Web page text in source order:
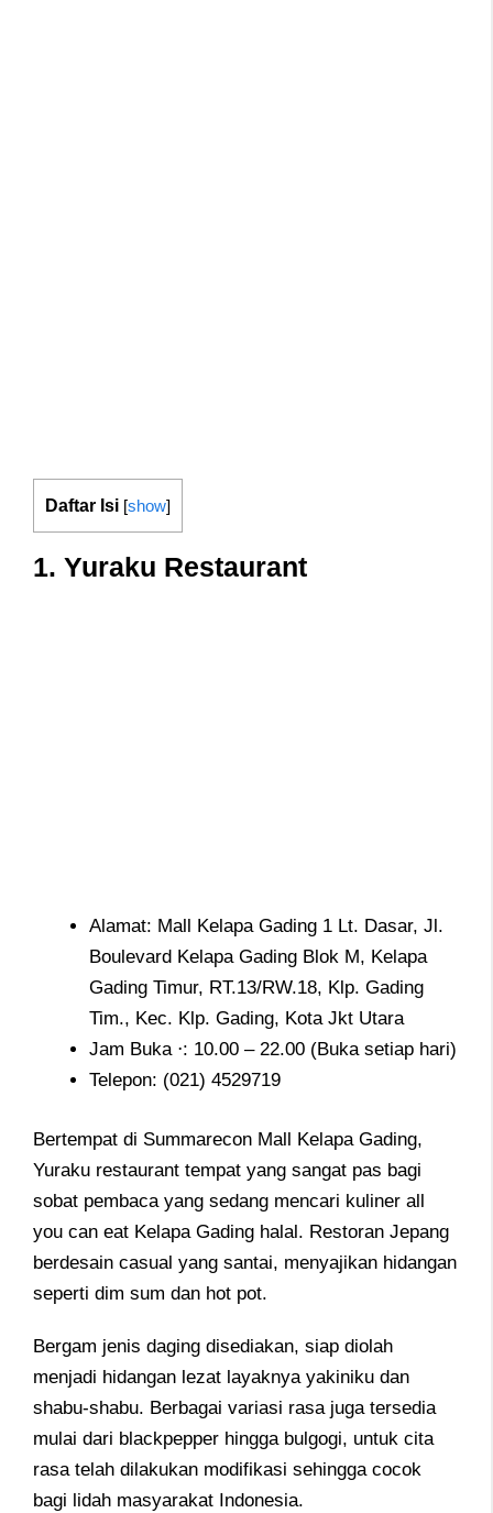
Daftar Isi [show]
1. Yuraku Restaurant
Alamat: Mall Kelapa Gading 1 Lt. Dasar, Jl.
Boulevard Kelapa Gading Blok M, Kelapa
Gading Timur, RT.13/RW.18, Klp. Gading
Tim., Kec. Klp. Gading, Kota Jkt Utara
Jam Buka ⋅: 10.00 – 22.00 (Buka setiap hari)
Telepon: (021) 4529719
Bertempat di Summarecon Mall Kelapa Gading,
Yuraku restaurant tempat yang sangat pas bagi
sobat pembaca yang sedang mencari kuliner all
you can eat Kelapa Gading halal. Restoran Jepang
berdesain casual yang santai, menyajikan hidangan
seperti dim sum dan hot pot.
Bergam jenis daging disediakan, siap diolah
menjadi hidangan lezat layaknya yakiniku dan
shabu-shabu. Berbagai variasi rasa juga tersedia
mulai dari blackpepper hingga bulgogi, untuk cita
rasa telah dilakukan modifikasi sehingga cocok
bagi lidah masyarakat Indonesia.